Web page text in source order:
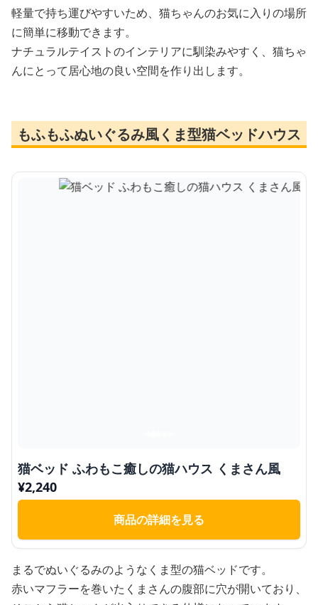
軽量で持ち運びやすいため、猫ちゃんのお気に入りの場所
に簡単に移動できます。
ナチュラルテイストのインテリアに馴染みやすく、猫ちゃ
んにとって居心地の良い空間を作り出します。
もふもふぬいぐるみ風くま型猫ベッドハウス
猫ベッド ふわもこ癒しの猫ハウス くまさん風
¥2,240
商品の詳細を見る
まるでぬいぐるみのようなくま型の猫ベッドです。
赤いマフラーを巻いたくまさんの腹部に穴が開いており、